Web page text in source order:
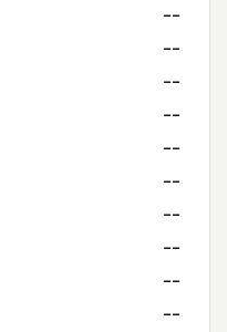
--
--
--
--
--
--
--
--
--
--